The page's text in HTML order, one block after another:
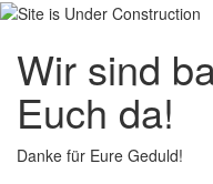
Wir sind
Euch da!
Danke für Eure Geduld!